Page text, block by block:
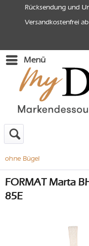
Rücksendung und
Versandkostenfrei
Menü
ohne Bügel
FORMAT Marta
85E